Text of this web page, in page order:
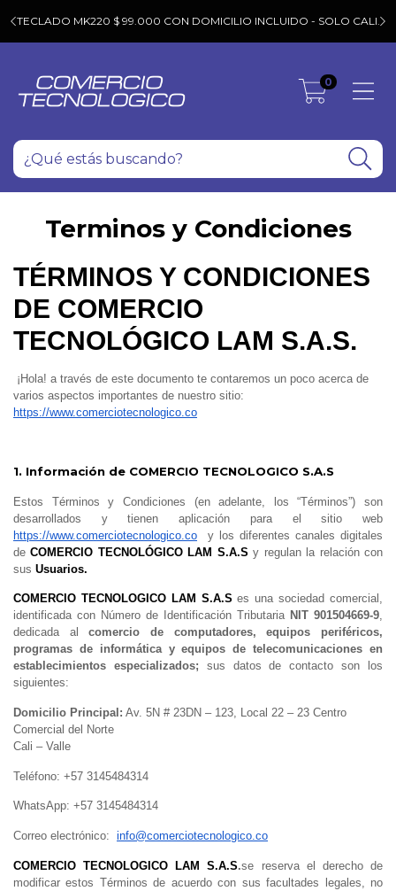
TECLADO MK220 $ 99.000 CON DOMICILIO INCLUIDO - SOLO CALI.
0
Terminos y Condiciones
TÉRMINOS Y CONDICIONES
DE COMERCIO
TECNOLÓGICO LAM S.A.S.
¡Hola! a través de este documento te contaremos un poco acerca de
varios aspectos importantes de nuestro sitio:
https://www.comerciotecnologico.co
1. Información de COMERCIO TECNOLOGICO S.A.S
Estos Términos y Condiciones (en adelante, los “Términos”) son
desarrollados y tienen aplicación para el sitio web
https://www.comerciotecnologico.co y los diferentes canales digitales
deCOMERCIO TECNOLÓGICO LAM S.A.S y regulan la relación con
sus Usuarios.
COMERCIO TECNOLOGICO LAM S.A.S es una sociedad comercial,
identificada con Número de Identificación Tributaria NIT 901504669-9,
dedicada alcomercio de computadores, equipos periféricos,
programas de informática y equipos de telecomunicaciones en
establecimientos especializados; sus datos de contacto son los
siguientes:
Domicilio Principal: Av. 5N # 23DN – 123, Local 22 – 23 Centro
Comercial del Norte
Cali – Valle
Teléfono: +57 3145484314
WhatsApp: +57 3145484314
Correo electrónico: info@comerciotecnologico.co
COMERCIO TECNOLOGICO LAM S.A.S.se reserva el derecho de
modificar estos Términos de acuerdo con sus facultades legales, no